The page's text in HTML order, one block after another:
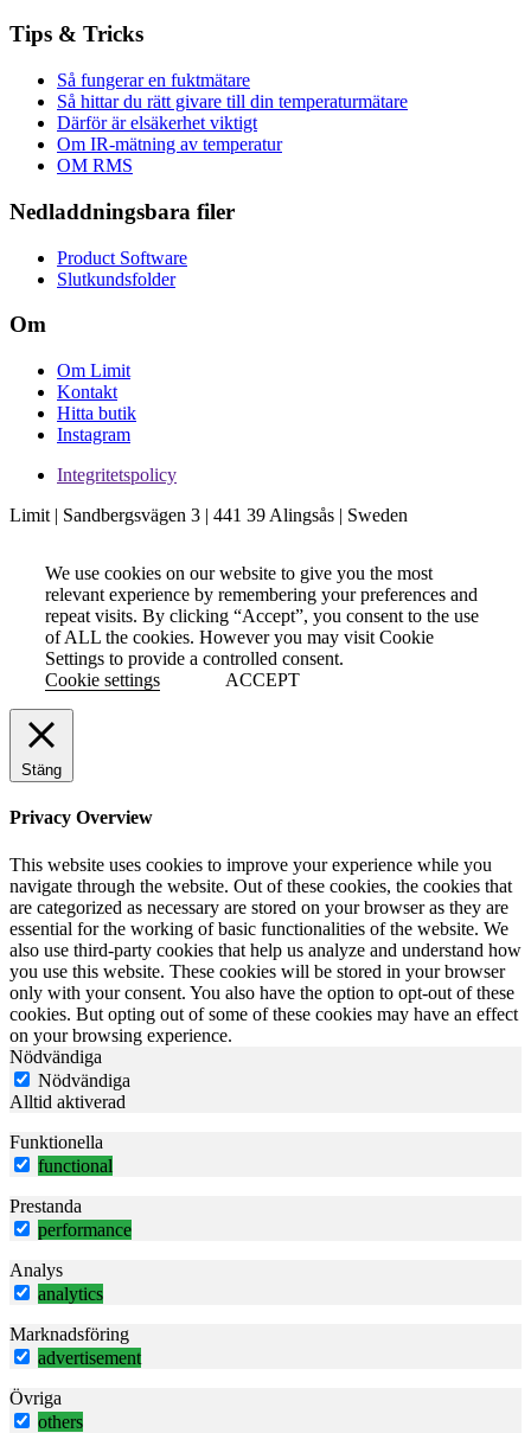
Tips & Tricks
Så fungerar en fuktmätare
Så hittar du rätt givare till din temperaturmätare
Därför är elsäkerhet viktigt
Om IR-mätning av temperatur
OM RMS
Nedladdningsbara filer
Product Software
Slutkundsfolder
Om
Om Limit
Kontakt
Hitta butik
Instagram
Integritetspolicy
Limit | Sandbergsvägen 3 | 441 39 Alingsås | Sweden
We use cookies on our website to give you the most
relevant experience by remembering your preferences and
repeat visits. By clicking “Accept”, you consent to the use
of ALL the cookies. However you may visit Cookie
Settings to provide a controlled consent.
Cookie settings
ACCEPT
Stäng
Privacy Overview
This website uses cookies to improve your experience while you
navigate through the website. Out of these cookies, the cookies that
are categorized as necessary are stored on your browser as they are
essential for the working of basic functionalities of the website. We
also use third-party cookies that help us analyze and understand how
you use this website. These cookies will be stored in your browser
only with your consent. You also have the option to opt-out of these
cookies. But opting out of some of these cookies may have an effect
on your browsing experience.
Nödvändiga
Nödvändiga
Alltid aktiverad
Funktionella
functional
Prestanda
performance
Analys
analytics
Marknadsföring
advertisement
Övriga
others